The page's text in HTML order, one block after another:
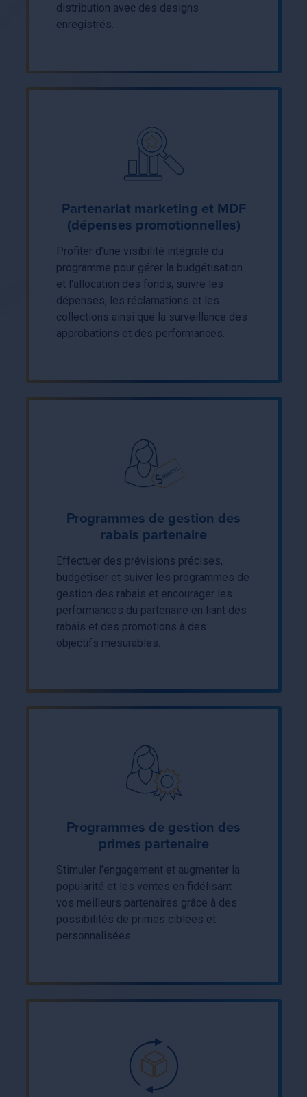
distribution avec des designs
enregistrés.
Partenariat marketing et MDF
(dépenses promotionnelles)
Profiter d'une visibilité intégrale du
programme pour gérer la budgétisation
et l'allocation des fonds, suivre les
dépenses, les réclamations et les
collections ainsi que la surveillance des
approbations et des performances.
Programmes de gestion des
rabais partenaire
Effectuer des prévisions précises,
budgétiser et suiver les programmes de
gestion des rabais et encourager les
performances du partenaire en liant des
rabais et des promotions à des
objectifs mesurables.
Programmes de gestion des
primes partenaire
Stimuler l'engagement et augmenter la
popularité et les ventes en fidélisant
vos meilleurs partenaires grâce à des
possibilités de primes ciblées et
personnalisées.